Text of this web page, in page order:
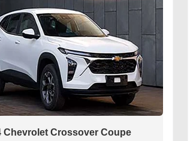
Chevrolet Crossover Coupe